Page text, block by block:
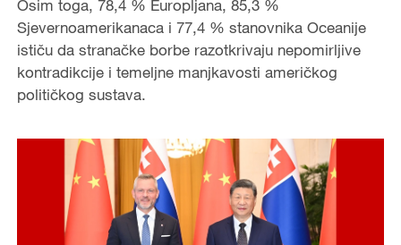
Osim toga, 78,4 % Europljana, 85,3 %
Sjevernoamerikanaca i 77,4 % stanovnika Oceanije
ističu da stranačke borbe razotkrivaju nepomirljive
kontradikcije i temeljne manjkavosti američkog
političkog sustava.